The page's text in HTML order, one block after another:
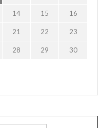
14 15 16
21 22 23
28 29 30